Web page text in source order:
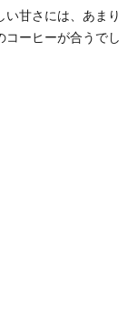
甘さには、あまり
コーヒーが合うでし